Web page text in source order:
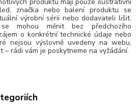
značka nebo balení produktu se
výrobní sérii nebo dodavateli lišit.
se mohou měnit bez předchozího
o konkrétní technické údaje nebo
nejsou výslovně uvedeny na webu,
rádi vám je poskytneme na vyžádání.